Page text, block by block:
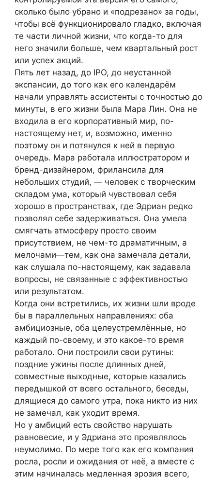
сколько было убрано и «подрезано» за годы,
чтобы всё функционировало гладко, включая
те части личной жизни, что когда-то для
него значили больше, чем квартальный рост
или успех акций.
Пять лет назад, до IPO, до неустанной
экспансии, до того как его календарём
начали управлять ассистенты с точностью до
минуты, в его жизни была Мара Лин. Она не
входила в его корпоративный мир, по-
настоящему нет, и, возможно, именно
поэтому он и потянулся к ней в первую
очередь. Мара работала иллюстратором и
бренд-дизайнером, фрилансила для
небольших студий, — человек с творческим
складом ума, который чувствовал себя
хорошо в пространствах, где Эдриан редко
позволял себе задерживаться. Она умела
смягчать атмосферу просто своим
присутствием, не чем-то драматичным, а
мелочами—тем, как она замечала детали,
как слушала по-настоящему, как задавала
вопросы, не связанные с эффективностью
или результатом.
Когда они встретились, их жизни шли вроде
бы в параллельных направлениях: оба
амбициозные, оба целеустремлённые, но
каждый по-своему, и это какое-то время
работало. Они построили свои рутины:
поздние ужины после длинных дней,
совместные выходные, которые казались
передышкой от всего остального, беседы,
длящиеся до самого утра, пока никто из них
не замечал, как уходит время.
Но у амбиций есть свойство нарушать
равновесие, и у Эдриана это проявлялось
неумолимо. По мере того как его компания
росла, росли и ожидания от неё, а вместе с
этим начиналась медленная эрозия всего,